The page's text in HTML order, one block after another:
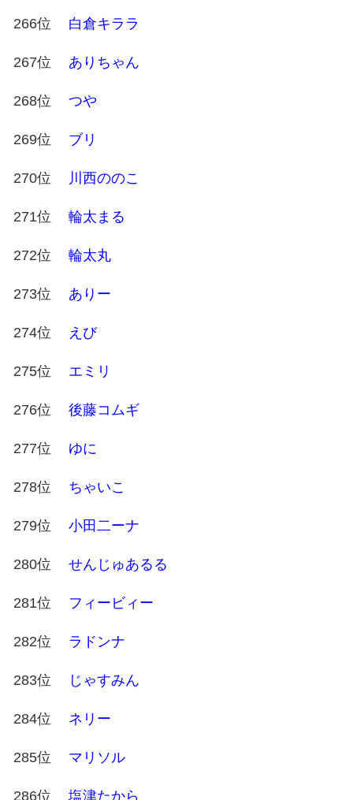
266位 白倉キララ
267位 ありちゃん
268位 つや
269位 ブリ
270位 川西ののこ
271位 輪太まる
272位 輪太丸
273位 ありー
274位 えび
275位 エミリ
276位 後藤コムギ
277位 ゆに
278位 ちゃいこ
279位 小田二ーナ
280位 せんじゅあるる
281位 フィービィー
282位 ラドンナ
283位 じゃすみん
284位 ネリー
285位 マリソル
286位 塩津たから